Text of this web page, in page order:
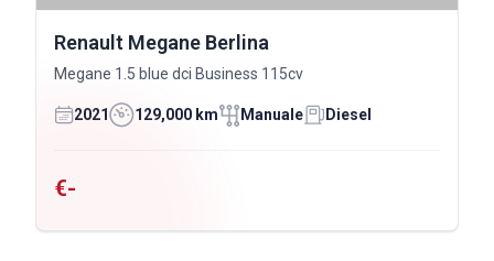
Renault Megane Berlina
Megane 1.5 blue dci Business 115cv
2021 129,000 km Manuale Diesel
€-